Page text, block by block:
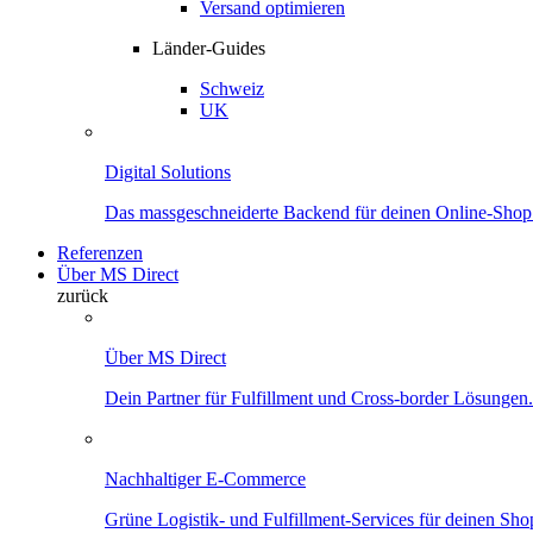
Versand optimieren
Länder-Guides
Schweiz
UK
Digital Solutions
Das massgeschneiderte Backend für deinen Online-
Referenzen
Über MS Direct
zurück
Über MS Direct
Dein Partner für Fulfillment und Cross-border Lösungen.
Nachhaltiger E-Commerce
Grüne Logistik- und Fulfillment-Services für deinen